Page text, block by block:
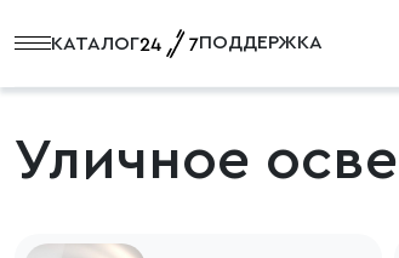
КАТАЛОГ ПОДДЕРЖКА
Уличное